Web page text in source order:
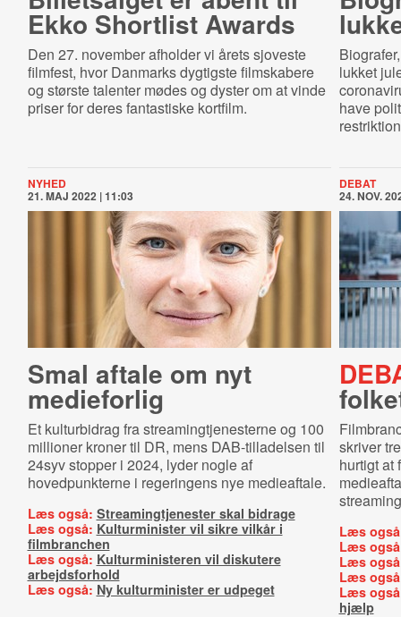
Ekko Shortlist Awards
Den 27. november afholder vi årets sjoveste
filmfest, hvor Danmarks dygtigste filmskabere
og største talenter mødes og dyster om at vinde
priser for deres fantastiske kortfilm.
lukket
have
NYHED
21. MAJ 2022 | 11:03
Smal aftale om nyt
medieforlig
Et kulturbidrag fra streamingtjenesterne og 100
millioner kroner til DR, mens DAB-tilladelsen til
24syv stopper i 2024, lyder nogle af
hovedpunkterne i regeringens nye medieaftale.
Læs også: Streamingtjenester skal bidrage
Læs også: Kulturminister vil sikre vilkår i
filmbranchen
Læs også: Kulturministeren vil diskutere
arbejdsforhold
Læs også: Ny kulturminister er udpeget
DEBAT
24. NOV.
skriver
hurtigt at
Læs
Læs
Læs
Læs
Læs
hjælp